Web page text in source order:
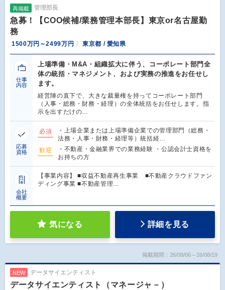
再掲載 管理部長
急募！【COO候補/業務管理本部長】東京or名古屋勤
務
1500万円～2499万円 東京都 / 愛知県
仕事
内容
上場準備・M&A・組織拡大に伴う、コーポレート部門全
体の統括・マネジメント、および実務の推進をお任せし
ます。
経営陣の直下で、大きな裁量権を持ってコーポレート部門
（人事・総務・財務・経理）の全体統括をお任せします。指
示を出すだけの…
応募
資格
必須
・上場企業または上場準備企業での管理部門（総務・
法務・人事・財務・経理等）統括経…
歓迎
・不動産・金融業界での業務経験 ・公認会計士資格を
お持ちの方
会社
概要
【事業内容】 ■収益不動産再生事業 ■不動産クラウドファン
ディング事業 ■不動産管理…
気になる 詳細を見る
掲載期間：26/08/06～26/08/19
NEW データサイエンティスト
データサイエンティスト（マネージャ－）